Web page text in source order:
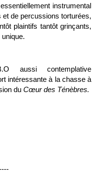
instrumental
de percussions torturées,
plaintifs tantôt grinçants,
aussi contemplative
intéressante à la chasse à
du Cœur des Ténèbres.